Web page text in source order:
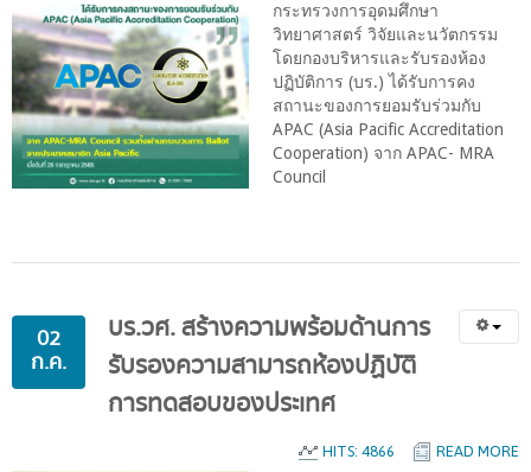
กระทรวงการอุดมศึกษา
วิทยาศาสตร์ วิจัยและนวัตกรรม
โดยกองบริหารและรับรองห้อง
ปฏิบัติการ (บร.) ได้รับการคง
สถานะของการยอมรับร่วมกับ
APAC (Asia Pacific Accreditation
Cooperation) จาก APAC- MRA
Council
02
ก.ค.
บร.วศ.สร้างความพร้อมด้านการ
รับรองความสามารถห้องปฏิบัติ
การทดสอบของประเทศ
READ MORE
HITS: 4866